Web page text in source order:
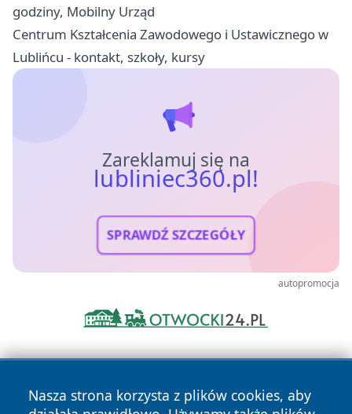
godziny, Mobilny Urząd
Centrum Kształcenia Zawodowego i Ustawicznego w
Lublińcu - kontakt, szkoły, kursy
Zareklamuj się na
lubliniec360.pl!
SPRAWDŹ SZCZEGÓŁY
autopromocja
Nasza strona korzysta z plików cookies, aby